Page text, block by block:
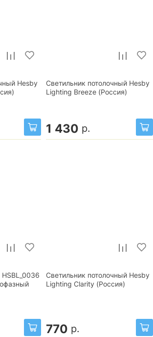
Hesby
Светильник потолочный Hesby
Lighting Breeze (Россия)
1 430 р.
Светильник потолочный Hesby
Lighting Clarity (Россия)
770 р.